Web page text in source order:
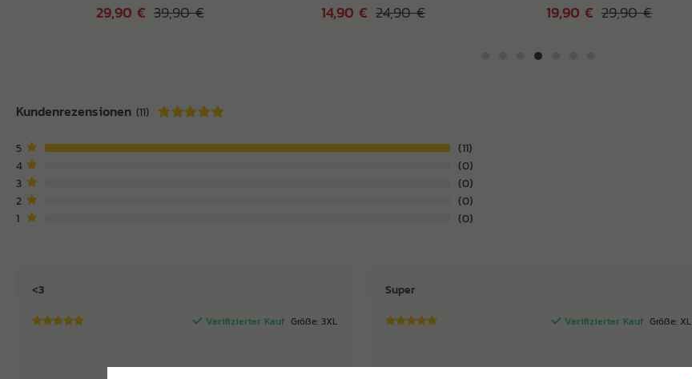
39,90 €
29,90 € 24,90 €
14,90 € 29,90 €
19,90 €
Kundenrezensionen (11)
5
11
4
0
3
0
2
0
1
0
<3
Verifizierter Kauf Größe: 3XL
Super
Verifizierter Kauf Größe: XL